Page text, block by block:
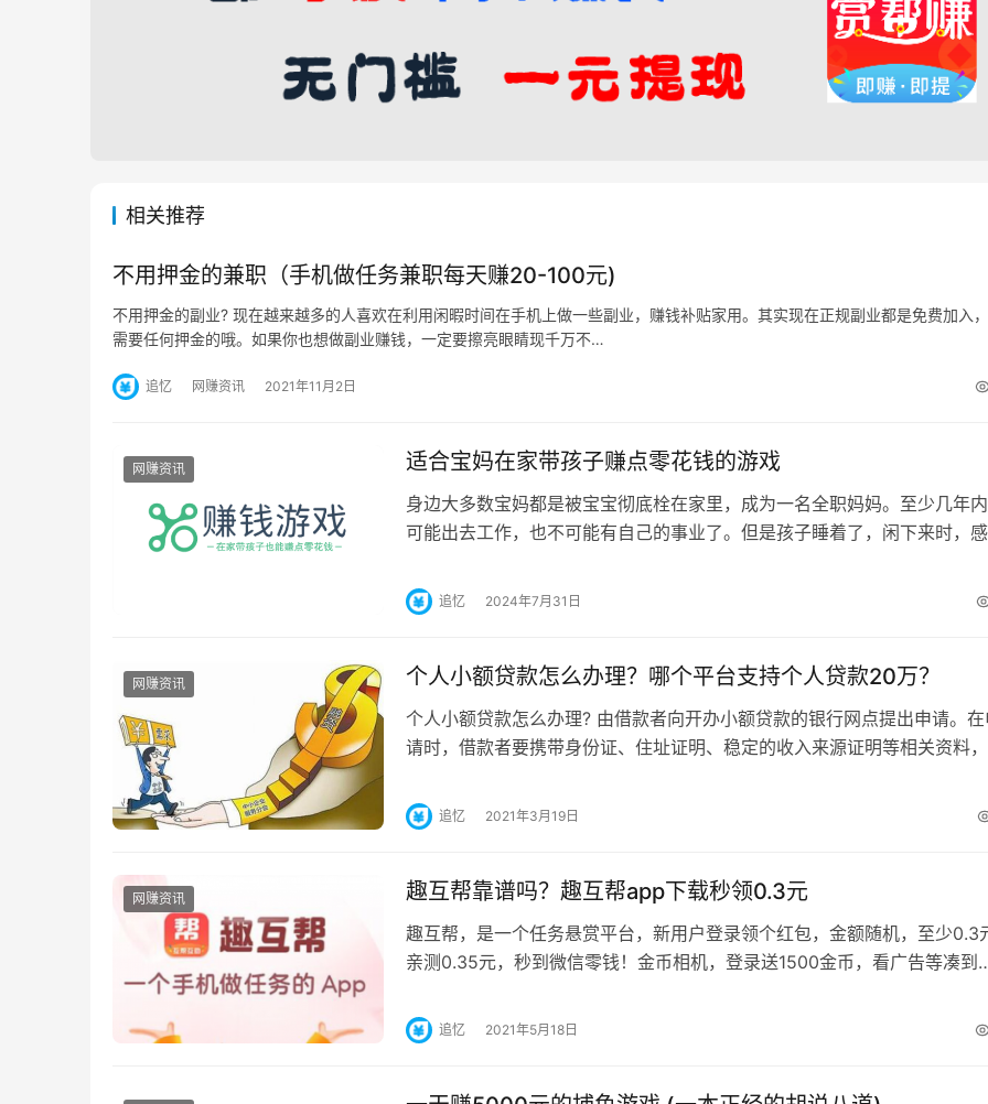
相关推荐
不用押金的兼职（手机做任务兼职每天赚20-100元)
不用押金的副业? 现在越来越多的人喜欢在利用闲暇时间在手机上做一些副业，赚钱补贴家用。其实现在正规副业都是免费加入
需要任何押金的哦。如果你也想做副业赚钱，一定要擦亮眼睛现千万不…
追忆 网赚资讯 2021年11月2日
网赚资讯 适合宝妈在家带孩子赚点零花钱的游戏
身边大多数宝妈都是被宝宝彻底栓在家里，成为一名全职妈妈。至少几年
可能出去工作，也不可能有自己的事业了。但是孩子睡着了，闲下来时，感
追忆 2024年7月31日
网赚资讯 个人小额贷款怎么办理？哪个平台支持个人贷款20万？
个人小额贷款怎么办理? 由借款者向开办小额贷款的银行网点提出申请。在
请时，借款者要携带身份证、住址证明、稳定的收入来源证明等相关资料，
追忆 2021年3月19日
网赚资讯 趣互帮靠谱吗？趣互帮app下载秒领0.3元
趣互帮，是一个任务悬赏平台，新用户登录领个红包，金额随机，至少0.3
亲测0.35元，秒到微信零钱！金币相机，登录送1500金币，看广告等凑到
追忆 2021年5月18日